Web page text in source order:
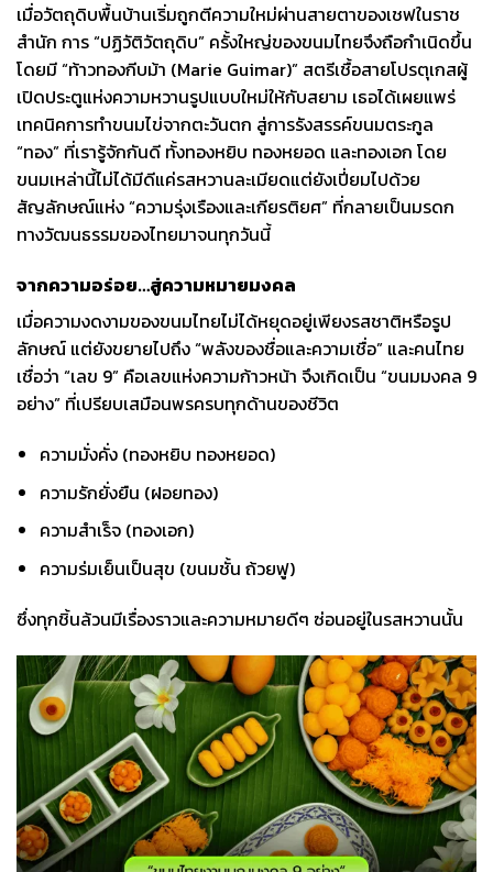
เมื่อวัตถุดิบพื้นบ้านเริ่มถูกตีความใหม่ผ่านสายตาของเชฟในราช
สำนัก การ “ปฏิวัติวัตถุดิบ” ครั้งใหญ่ของขนมไทยจึงถือกำเนิดขึ้น
โดยมี “ท้าวทองกีบม้า (Marie Guimar)” สตรีเชื้อสายโปรตุเกสผู้
เปิดประตูแห่งความหวานรูปแบบใหม่ให้กับสยาม เธอได้เผยแพร่
เทคนิคการทำขนมไข่จากตะวันตก สู่การรังสรรค์ขนมตระกูล
“ทอง” ที่เรารู้จักกันดี ทั้งทองหยิบ ทองหยอด และทองเอก โดย
ขนมเหล่านี้ไม่ได้มีดีแค่รสหวานละเมียดแต่ยังเปี่ยมไปด้วย
สัญลักษณ์แห่ง “ความรุ่งเรืองและเกียรติยศ” ที่กลายเป็นมรดก
ทางวัฒนธรรมของไทยมาจนทุกวันนี้
จากความอร่อย…สู่ความหมายมงคล
เมื่อความงดงามของขนมไทยไม่ได้หยุดอยู่เพียงรสชาติหรือรูป
ลักษณ์ แต่ยังขยายไปถึง “พลังของชื่อและความเชื่อ” และคนไทย
เชื่อว่า “เลข 9” คือเลขแห่งความก้าวหน้า จึงเกิดเป็น “ขนมมงคล 9
อย่าง” ที่เปรียบเสมือนพรครบทุกด้านของชีวิต
ความมั่งคั่ง (ทองหยิบ ทองหยอด)
ความรักยั่งยืน (ฝอยทอง)
ความสำเร็จ (ทองเอก)
ความร่มเย็นเป็นสุข (ขนมชั้น ถ้วยฟู)
ซึ่งทุกชิ้นล้วนมีเรื่องราวและความหมายดีๆ ซ่อนอยู่ในรสหวานนั้น